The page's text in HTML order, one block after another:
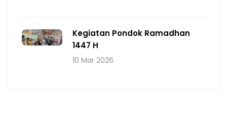
Kegiatan Pondok Ramadhan
1447 H
10 Mar 2026